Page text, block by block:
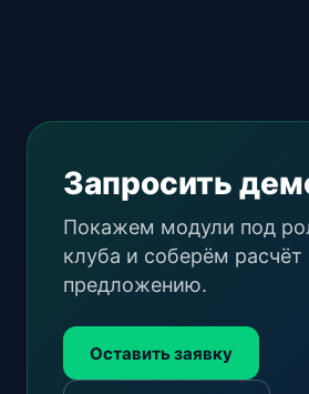
Запросить
Покажем модули под
клуба и соберём
предложению.
Оставить заявку